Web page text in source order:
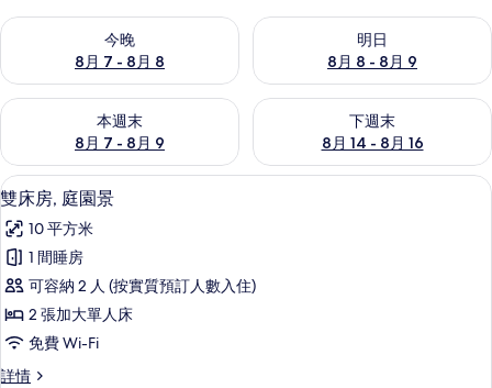
今晚
8月 7 - 8月 8
查看今晚 8月 7 - 8月 8的可訂空房
明日
8月 8 - 8月 9
查看明日 8月 8 - 8月 9的可訂
本週末
8月 7 - 8月 9
查看本週末 8月 7 - 8月 9的可訂空房
下週末
8月 14 - 8月 16
查看下週末 8月 14 - 8月 16的
載
入
所
有
雙
床
5
雙床房, 庭園景
10 平方米
1 間睡房
可容納 2 人 (按實質預訂人數入住)
2 張加大單人床
免費 Wi-Fi
詳情
雙